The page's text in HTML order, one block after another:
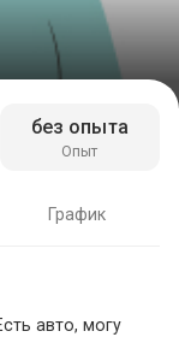
Опыт
без опыта
График
авто, могу